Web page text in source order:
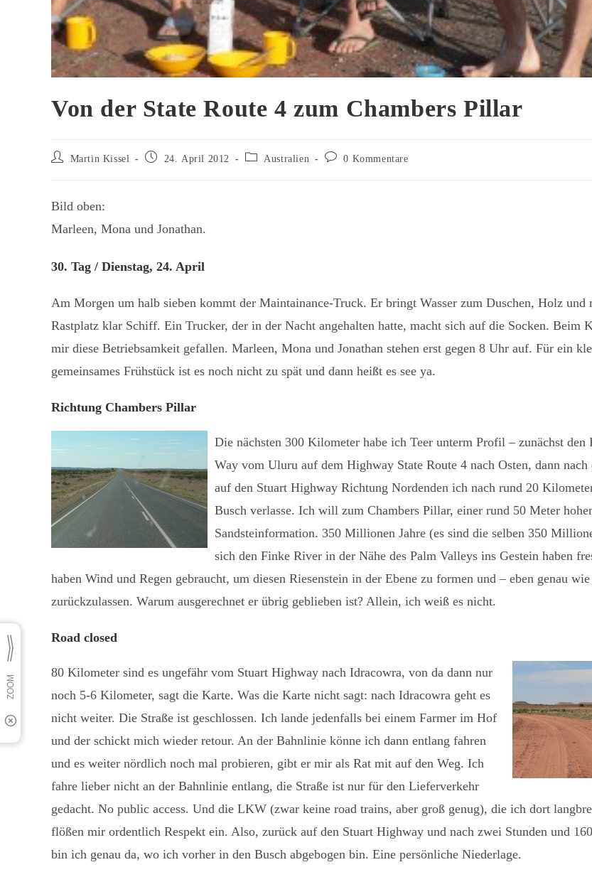
Von der State Route 4 zum Chambers Pillar
Beitrags-
Martin Kissel
Beitrag24. April 2012
Beitrags-Australien
Beitrags-0 Kommentare
Bild oben:
Marleen, Mona und Jonathan.
30. Tag / Dienstag, 24. April
Am Morgen um halb sieben kommt der Maintainance-Truck. Er bringt Wasser zum Duschen, Holz und
Rastplatz klar Schiff. Ein Trucker, der in der Nacht angehalten hatte, macht sich auf die Socken. Beim
mir diese Betriebsamkeit gefallen. Marleen, Mona und Jonathan stehen erst gegen 8 Uhr auf. Für ein
gemeinsames Frühstück ist es noch nicht zu spät und dann heißt es see ya.
Richtung Chambers Pillar
Die nächsten 300 Kilometer habe ich Teer unterm Profil – zunächst den
Way vom Uluru auf dem Highway State Route 4 nach Osten, dann nach
auf den Stuart Highway Richtung Nordenden ich nach rund 20
Busch verlasse. Ich will zum Chambers Pillar, einer rund 50 Meter
Sandsteinformation. 350 Millionen Jahre (es sind die selben 350
sich den Finke River in der Nähe des Palm Valleys ins Gestein haben
haben Wind und Regen gebraucht, um diesen Riesenstein in der Ebene zu formen und – eben genau
zurückzulassen. Warum ausgerechnet er übrig geblieben ist? Allein, ich weiß es nicht.
Road closed
80 Kilometer sind es ungefähr vom Stuart Highway nach Idracowra, von da dann nur
noch 5-6 Kilometer, sagt die Karte. Was die Karte nicht sagt: nach Idracowra geht es
nicht weiter. Die Straße ist geschlossen. Ich lande jedenfalls bei einem Farmer im Hof
und der schickt mich wieder retour. An der Bahnlinie könne ich dann entlang fahren
und es weiter nördlich noch mal probieren, gibt er mir als Rat mit auf den Weg. Ich
fahre lieber nicht an der Bahnlinie entlang, die Straße ist nur für den Lieferverkehr
gedacht. No public access. Und die LKW (zwar keine road trains, aber groß genug), die ich dort
flößen mir ordentlich Respekt ein. Also, zurück auf den Stuart Highway und nach zwei Stunden und
bin ich genau da, wo ich vorher in den Busch abgebogen bin. Eine persönliche Niederlage.